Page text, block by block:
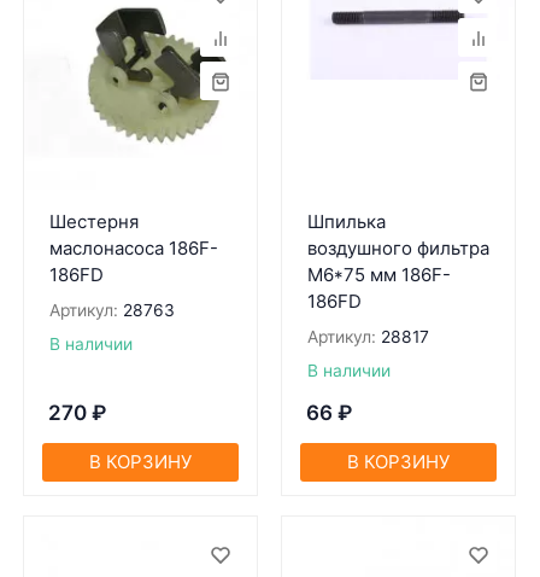
Шестерня
маслонасоса 186F-
186FD
Артикул: 28763
В наличии
270 ₽
В КОРЗИНУ
Шпилька
воздушного фильтра
М6*75 мм 186F-
186FD
Артикул: 28817
В наличии
66 ₽
В КОРЗИНУ